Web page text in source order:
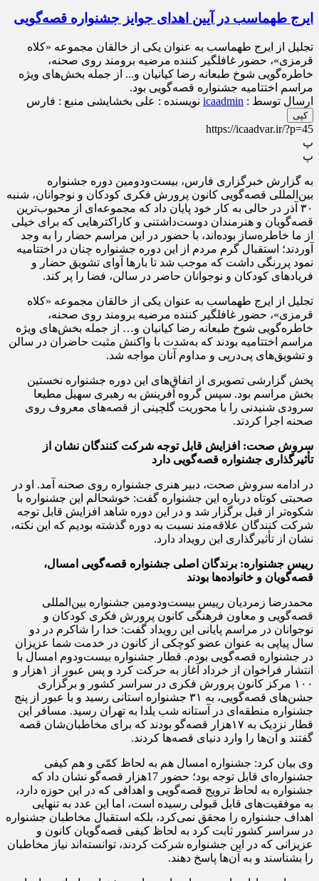
ایرج طهماسب در آیین اهدای جوایز جشنواره قصه‌گویی
تجلیل از ایرج طهماسب به عنوان یکی از خالقان مجموعه «کلاه
قرمزی»، حضور غافلگیر کننده مرضیه برومند روی صحنه،
خاطره‌گویی شوخ طبعانه رضا کیانیان و... از جمله بخش‌های ویژه
مراسم اختتامیه جشنواره قصه‌گویی بود.
ارسال توسط : icaadmin نویسنده : علی بخشایشی منبع : فارس
کپی
https://icaadvar.ir/?p=45
پ
پ
به گزارش خبرگزاری فارس، بیست‌ودومین دوره جشنواره
بین‌المللی قصه‌گویی کانون پرورش فکری کودکان و نوجوانان، شنبه
۳۰ آذر در حالی به کار خود پایان داد که مجموعه‌ای از محبوب‌ترین
قصه‌گویان و هنرمندان دوست‌داشتنی و کاراکترهایی که برای خیلی
از ما خاطره‌ساز بوده‌اند، با حضور در این مراسم حضار را به وجد
آوردند؛ استقبال گرم مردم از این دوره جشنواره چنان در اختتامیه
نمود پررنگی داشت که موجب شد تا بارها آوای تشویق حضار و
فریادهای کودکان و نوجوانان حاضر در سالن، فضا را پر کند.
تجلیل از ایرج طهماسب به عنوان یکی از خالقان مجموعه «کلاه
قرمزی»، حضور غافلگیر کننده مرضیه برومند روی صحنه،
خاطره‌گویی شوخ طبعانه رضا کیانیان و… از جمله بخش‌های ویژه
مراسم اختتامیه بودند که به‌شدت با واکنش مثبت حاضران در سالن
و تشویق‌های پی‌درپی و مداوم آنان مواجه شد.
پخش گزارشی تصویری از اتفاق‌های این دوره جشنواره نخستین
بخش مراسم بود. سپس گروه آفرینش به رهبری سهیل مطیعا
سرودی شنیدنی را با محوریت گلچینی از قصه‌های معروف روی
صحنه اجرا کردند.
سروش صحت: افزایش قابل توجه شرکت کنندگان نشان از
تأثیرگذاری جشنواره قصه‌گویی دارد
در ادامه سروش صحت، دبیر هنری جشنواره روی صحنه آمد. او در
صحبتی کوتاه درباره این جشنواره گفت: خوشحالم این جشنواره با
شکوه‌تر از قبل برگزار شد و در این دوره شاهد افزایش قابل توجه
شرکت کنندگان علاقه‌مند نسبت به دوره گذشته بودیم که این نکته،
نشان از تأثیرگذاری این رویداد دارد.
رییس جشنواره: برندگان اصلی جشنواره قصه‌گویی امسال،
قصه‌گویان و خانواده‌ها بودند
محمدرضا زمردیان رییس بیست‌ودومین جشنواره بین‌المللی
قصه‌گویی و معاون فرهنگی کانون پرورش فکری کودکان و
نوجوانان در مراسم پایانی این رویداد گفت: خدا را شاکرم در دو
سال پیاپی به عنوان عضو کوچکی از کانون در خدمت شما عزیزان
در جشنواره قصه‌گویی بودم. قطار جشنواره بیست‌ودوم امسال با
انتشار فراخوان از خرداد آغاز به حرکت کرد و پس عبور از ۱هزار و
۱۰۰ مرکز کانون پرورش فکری در سراسر کشور و برگزاری
جشن‌های قصه‌گویی، به ۳۱ جشنواره استانی رسید و با عبور از پنج
جشنواره منطقه‌ای در آستانه شب یلدا به تهران رسید. مسافر این
قطار نزدیک به ۱۷هزار قصه‌گو بودند که برای مخاطبان‌شان قصه
گفتند و آن‌ها را وارد دنیای قصه‌ها ‌کردند.
وی بیان کرد: جشنواره امسال هم به لحاظ کمّی و هم کیفی
جشنواره‌ای قابل توجه بود؛ حضور 17هزار قصه‌گو نشان داد که
جشنواره به لحاظ ترویج قصه‌گویی و اهدافی که در این حوزه دارد،
به موفقیت‌های قابل قبولی رسیده است، اما این عدد به تنهایی
اهداف جشنواره را محقق نمی‌کرد، بلکه استقبال مخاطبان جشنواره
در سراسر کشور ثابت کرد به لحاظ کیفی قصه‌گویان کانون و
عزیزانی که در این جشنواره شرکت کردند، توانسته‌اند نیاز مخاطبان
را بشناسند و به آن‌ها پاسخ دهند.